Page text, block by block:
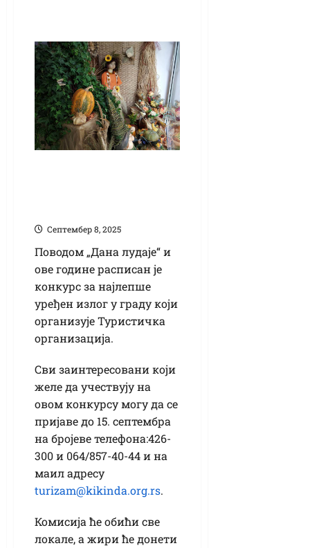
Септембер 8, 2025
Поводом „Дана лудаје“ и
ове године расписан је
конкурс за најлепше
уређен излог у граду који
организује Туристичка
организација.
Сви заинтересовани који
желе да учествују на
овом конкурсу могу да се
пријаве до 15. септембра
на бројеве телефона:426-
300 и 064/857-40-44 и на
маил адресу
turizam@kikinda.org.rs.
Комисија ће обићи све
локале, а жири ће донети